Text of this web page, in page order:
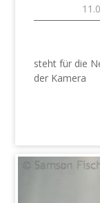
steht für die
der Kamera